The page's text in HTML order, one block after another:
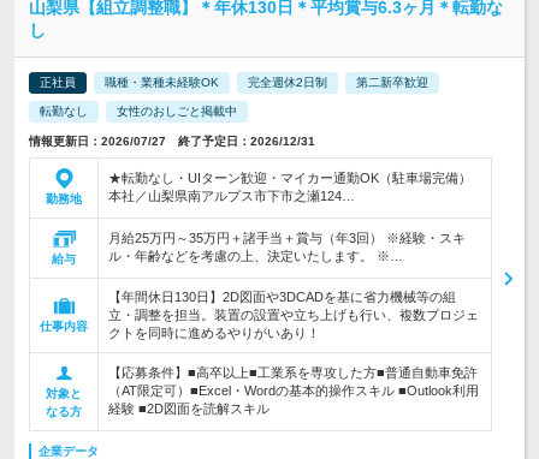
山梨県【組立調整職】＊年休130日＊平均賞与6.3ヶ月＊転勤な
し
正社員 職種・業種未経験OK 完全週休2日制 第二新卒歓迎
転勤なし 女性のおしごと掲載中
情報更新日：2026/07/27 終了予定日：2026/12/31
勤務地
★転勤なし・UIターン歓迎・マイカー通勤OK（駐車場完備）
本社／山梨県南アルプス市下市之瀬124…
給与
月給25万円～35万円＋諸手当＋賞与（年3回） ※経験・スキ
ル・年齢などを考慮の上、決定いたします。 ※…
仕事内容
【年間休日130日】2D図面や3DCADを基に省力機械等の組
立・調整を担当。装置の設置や立ち上げも行い、複数プロジェ
クトを同時に進めるやりがいあり！
対象と
なる方
【応募条件】■高卒以上■工業系を専攻した方■普通自動車免許
（AT限定可）■Excel・Wordの基本的操作スキル ■Outlook利用
経験 ■2D図面を読解スキル
企業データ